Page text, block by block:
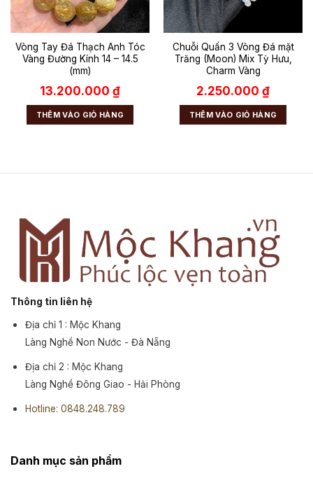
Vòng Tay Đá Thạch Anh Tóc
Vàng Đường Kính 14 – 14.5
(mm)
13.200.000 ₫
THÊM VÀO GIỎ HÀNG
Chuỗi Quấn 3 Vòng Đá mặt
Trăng (Moon) Mix Tỳ Hưu,
Charm Vàng
2.250.000 ₫
THÊM VÀO GIỎ HÀNG
Thông tin liên hệ
Địa chỉ 1 : Mộc Khang
Làng Nghề Non Nước - Đà Nẵng
Địa chỉ 2 : Mộc Khang
Làng Nghề Đông Giao - Hải Phòng
Hotline: 0848.248.789
Danh mục sản phẩm